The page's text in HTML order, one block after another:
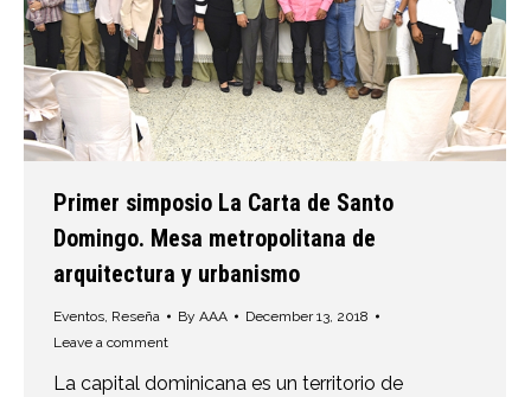
Primer simposio La Carta de Santo
Domingo. Mesa metropolitana de
arquitectura y urbanismo
Eventos, Reseña By AAA
December 13, 2018
Leave a comment
La capital dominicana es un territorio de